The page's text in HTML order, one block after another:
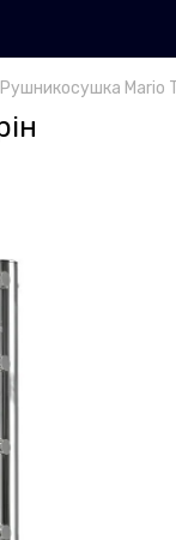
Рушникосушка Mario